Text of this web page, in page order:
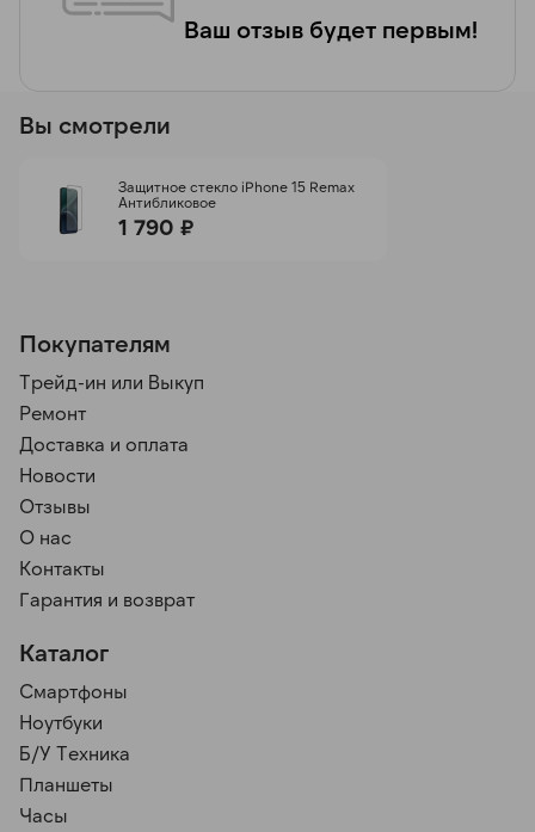
Ваш отзыв будет первым!
Вы смотрели
Защитное стекло iPhone 15 Remax
Антибликовое
1 790 ₽
Покупателям
Трейд-ин или Выкуп
Ремонт
Доставка и оплата
Новости
Отзывы
О нас
Контакты
Гарантия и возврат
Каталог
Смартфоны
Ноутбуки
Б/У Техника
Планшеты
Часы